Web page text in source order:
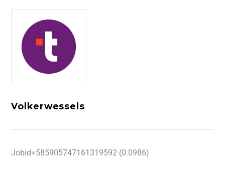
Volkerwessels
Jobid=585905747161319592 (0.0986)